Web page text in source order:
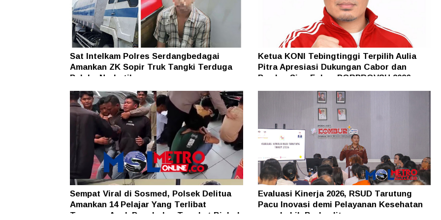
Sat Intelkam Polres Serdangbedagai
Amankan ZK Sopir Truk Tangki Terduga
Pelaku Narkotika
Ketua KONI Tebingtinggi Terpilih Aulia
Pitra Apresiasi Dukungan Cabor dan
Pemko, Siap Fokus PORPROVSU 2026
Sempat Viral di Sosmed, Polsek Delitua
Amankan 14 Pelajar Yang Terlibat
Tawuran, Anak Panah dan Tongkat Bisbol
Evaluasi Kinerja 2026, RSUD Tarutung
Pacu Inovasi demi Pelayanan Kesehatan
yang Lebih Berkualitas